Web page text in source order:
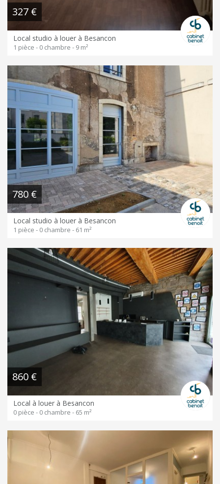
327 €
Local studio à louer à Besancon
1 pièce - 0 chambre - 9 m²
780 €
Local studio à louer à Besancon
1 pièce - 0 chambre - 61 m²
860 €
Local à louer à Besancon
0 pièce - 0 chambre - 65 m²